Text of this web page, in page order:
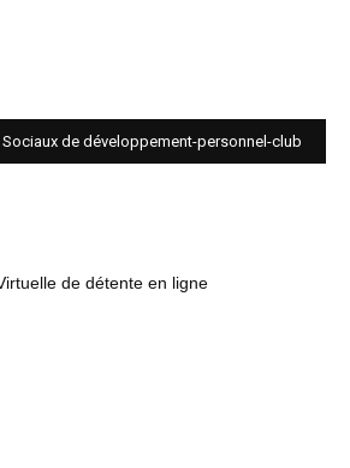
Sociaux de développement-personnel-club
de détente en ligne